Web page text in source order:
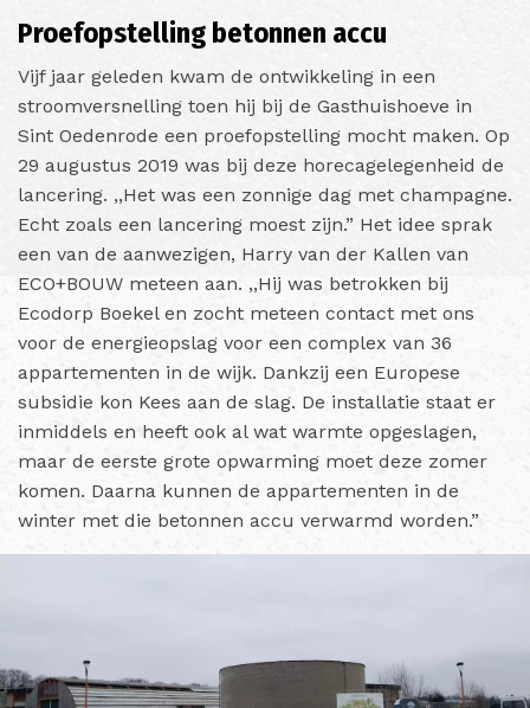
Proefopstelling betonnen accu
Vijf jaar geleden kwam de ontwikkeling in een
stroomversnelling toen hij bij de Gasthuishoeve in
Sint Oedenrode een proefopstelling mocht maken. Op
29 augustus 2019 was bij deze horecagelegenheid de
lancering. ,,Het was een zonnige dag met champagne.
Echt zoals een lancering moest zijn.” Het idee sprak
een van de aanwezigen, Harry van der Kallen van
ECO+BOUW meteen aan. ,,Hij was betrokken bij
Ecodorp Boekel en zocht meteen contact met ons
voor de energieopslag voor een complex van 36
appartementen in de wijk. Dankzij een Europese
subsidie kon Kees aan de slag. De installatie staat er
inmiddels en heeft ook al wat warmte opgeslagen,
maar de eerste grote opwarming moet deze zomer
komen. Daarna kunnen de appartementen in de
winter met die betonnen accu verwarmd worden.”